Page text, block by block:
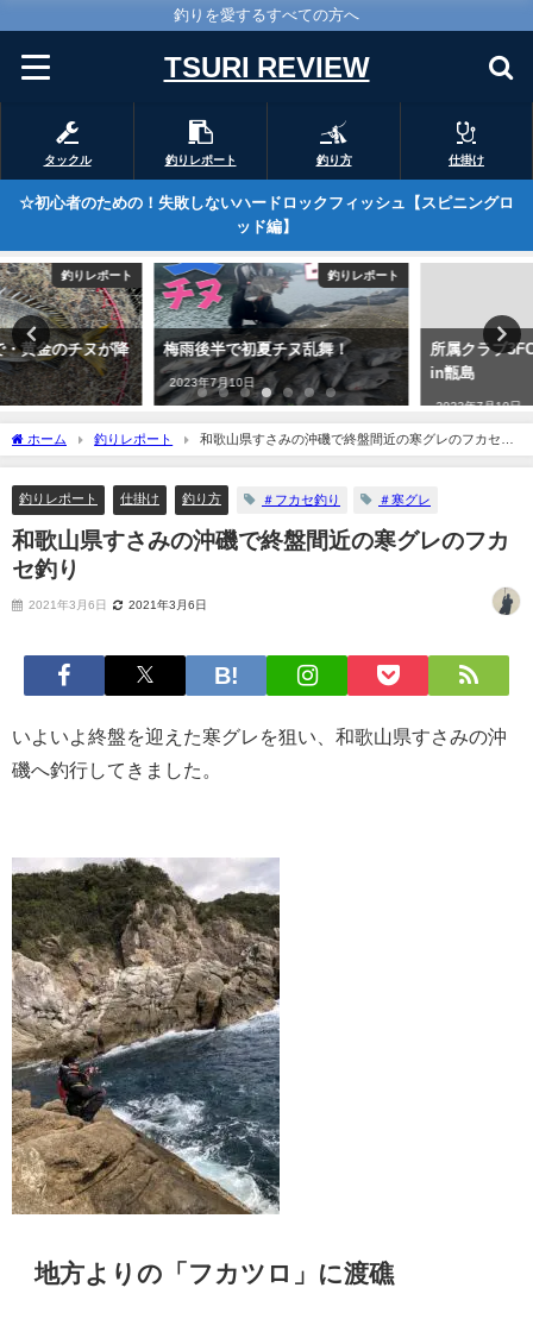
釣りを愛するすべての方へ
TSURI REVIEW
タックル 釣りレポート 釣り方 仕掛け
☆初心者のための！失敗しないハードロックフィッシュ【スピニングロ
ッド編】
釣りレポート
梅雨後半で初夏チヌ乱舞！
2023年7月10日
所属クラブ3FCの最終戦に参加！
in甑島
2023年7月10日
ホーム 釣りレポート
和歌山県すさみの沖磯で終盤間近の寒グレのフカセ釣
り
釣りレポート 仕掛け 釣り方 ＃フカセ釣り ＃寒グレ
和歌山県すさみの沖磯で終盤間近の寒グレのフカ
セ釣り
2021年3月6日 2021年3月6日
いよいよ終盤を迎えた寒グレを狙い、和歌山県すさみの沖
磯へ釣行してきました。
地方よりの「フカツロ」に渡礁